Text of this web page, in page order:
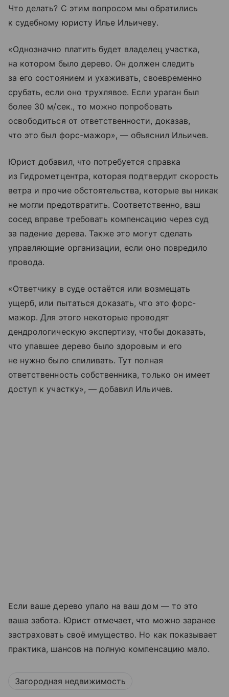
Что делать? С этим вопросом мы обратились
к судебному юристу Илье Ильичеву.
«Однозначно платить будет владелец участка,
на котором было дерево. Он должен следить
за его состоянием и ухаживать, своевременно
срубать, если оно трухлявое. Если ураган был
более 30 м/сек., то можно попробовать
освободиться от ответственности, доказав,
что это был форс-мажор», — объяснил Ильичев.
Юрист добавил, что потребуется справка
из Гидрометцентра, которая подтвердит скорость
ветра и прочие обстоятельства, которые вы никак
не могли предотвратить. Соответственно, ваш
сосед вправе требовать компенсацию через суд
за падение дерева. Также это могут сделать
управляющие организации, если оно повредило
провода.
«Ответчику в суде остаётся или возмещать
ущерб, или пытаться доказать, что это форс-
мажор. Для этого некоторые проводят
дендрологическую экспертизу, чтобы доказать,
что упавшее дерево было здоровым и его
не нужно было спиливать. Тут полная
ответственность собственника, только он имеет
доступ к участку», — добавил Ильичев.
Если ваше дерево упало на ваш дом — то это
ваша забота. Юрист отмечает, что можно заранее
застраховать своё имущество. Но как показывает
практика, шансов на полную компенсацию мало.
Загородная недвижимость